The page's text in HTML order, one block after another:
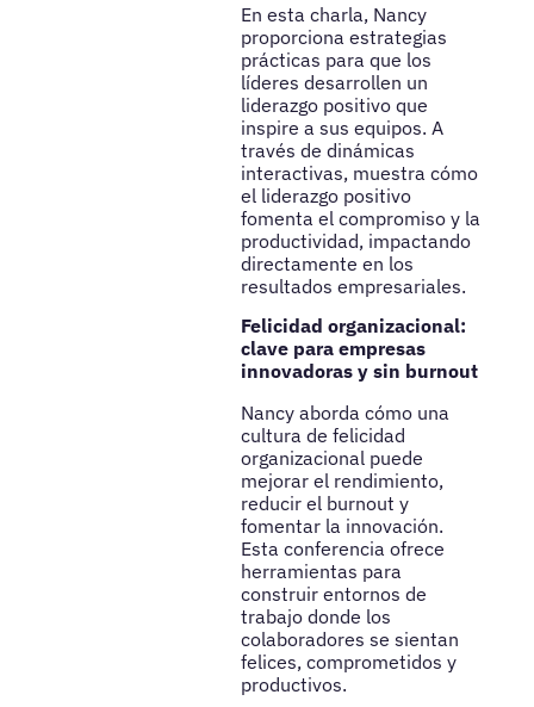
En esta charla, Nancy
proporciona estrategias
prácticas para que los
líderes desarrollen un
liderazgo positivo que
inspire a sus equipos. A
través de dinámicas
interactivas, muestra cómo
el liderazgo positivo
fomenta el compromiso y la
productividad, impactando
directamente en los
resultados empresariales.
Felicidad organizacional:
clave para empresas
innovadoras y sin burnout
Nancy aborda cómo una
cultura de felicidad
organizacional puede
mejorar el rendimiento,
reducir el burnout y
fomentar la innovación.
Esta conferencia ofrece
herramientas para
construir entornos de
trabajo donde los
colaboradores se sientan
felices, comprometidos y
productivos.